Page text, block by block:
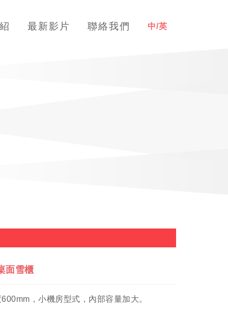
最新影片 聯絡我們 中/英
面雪櫃
，小機房型式，內部容量加大。